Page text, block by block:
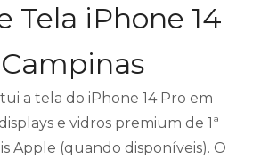
Tela iPhone 14
a tela do iPhone 14 Pro em
e vidros premium de 1ª
Apple (quando disponíveis). O